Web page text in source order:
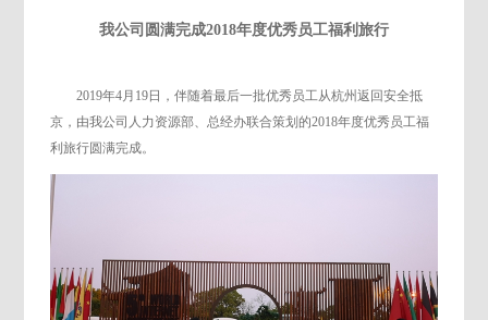
我公司圆满完成2018年度优秀员工福利旅行
2019年4月19日，伴随着最后一批优秀员工从杭州返回安全抵
京，由我公司人力资源部、总经办联合策划的2018年度优秀员工福
利旅行圆满完成。